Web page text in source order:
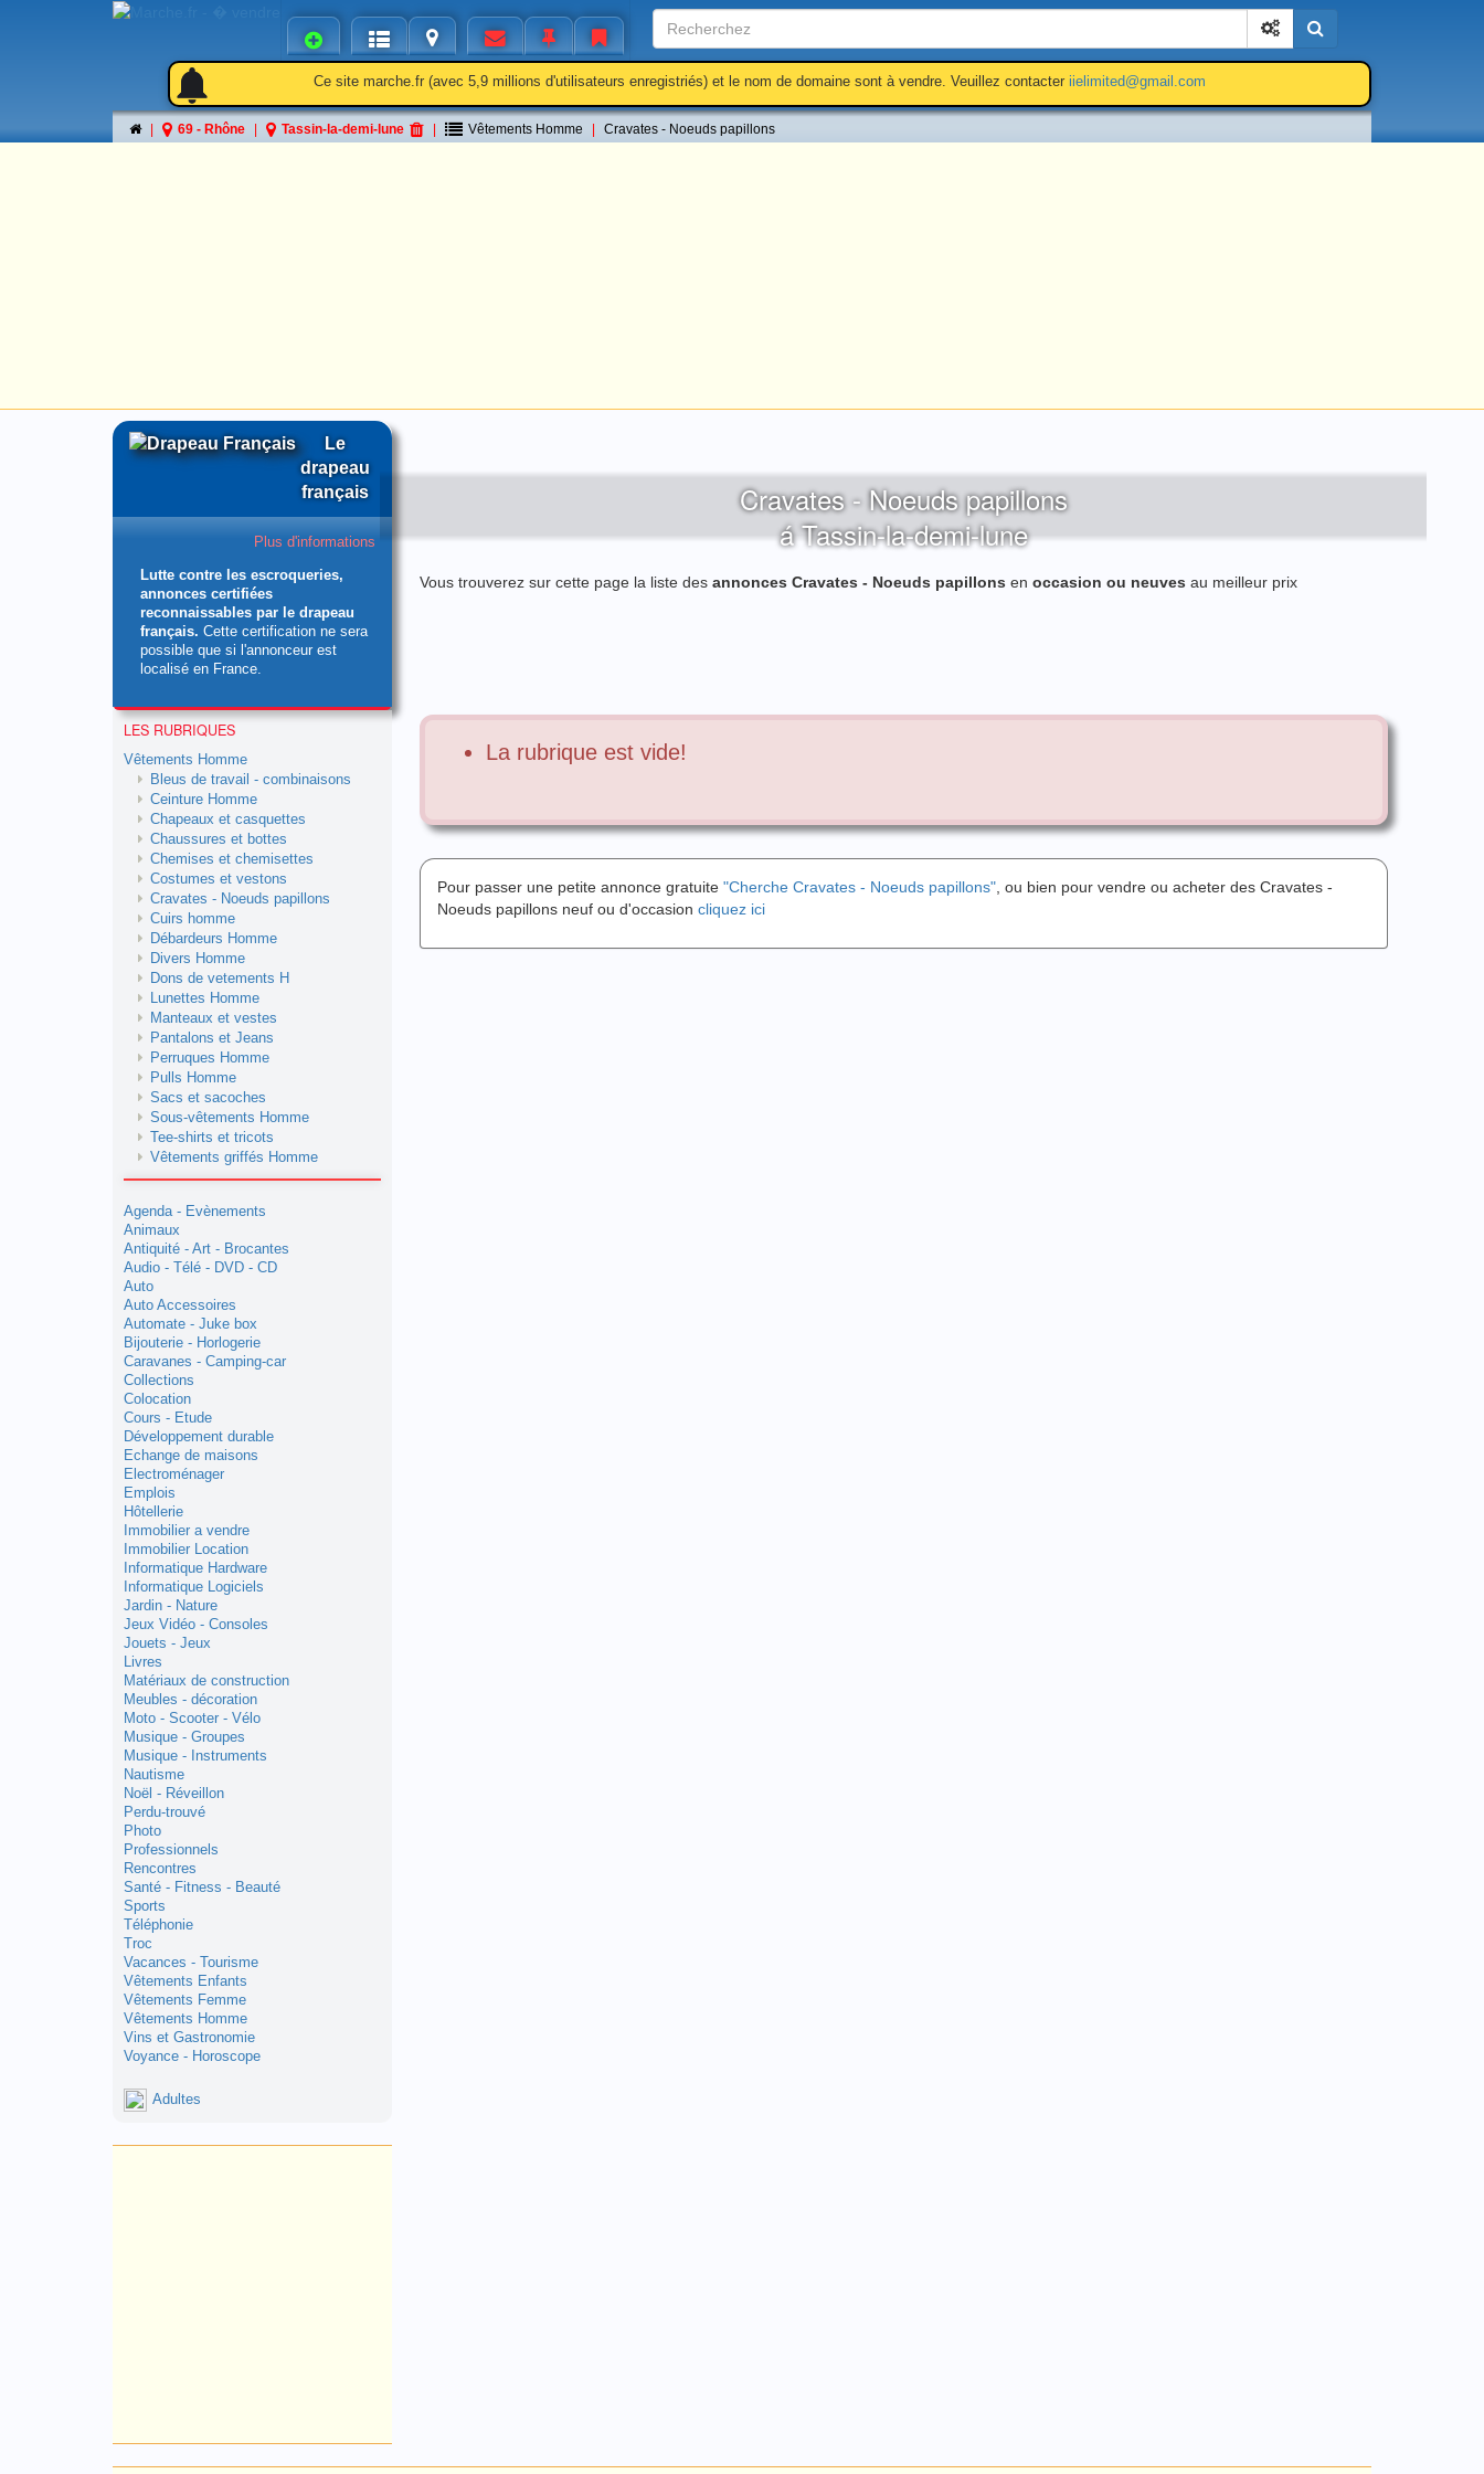
Cherchez
notifications
notifications Ce site marche.fr (avec 5,9 millions d'utilisateurs enregistriés) et le nom de domaine sont à vendre. Veuillez contacter iielimited@gmail.com
69 - Rhône Tassin-la-demi-lune Vêtements Homme Cravates - Noeuds papillons
Cravates - Noeuds papillons
á Tassin-la-demi-lune
Vous trouverez sur cette page la liste des annonces Cravates - Noeuds papillons en occasion ou neuves au meilleur prix
La rubrique est vide!
Pour passer une petite annonce gratuite "Cherche Cravates - Noeuds papillons", ou bien pour vendre ou acheter des Cravates -
Noeuds papillons neuf ou d'occasion cliquez ici
Le
drapeau
français
Plus d'informations
Lutte contre les escroqueries,
annonces certifiées
reconnaissables par le drapeau
français. Cette certification ne sera
possible que si l'annonceur est
localisé en France.
LES RUBRIQUES
Vêtements Homme
Bleus de travail - combinaisons
Ceinture Homme
Chapeaux et casquettes
Chaussures et bottes
Chemises et chemisettes
Costumes et vestons
Cravates - Noeuds papillons
Cuirs homme
Débardeurs Homme
Divers Homme
Dons de vetements H
Lunettes Homme
Manteaux et vestes
Pantalons et Jeans
Perruques Homme
Pulls Homme
Sacs et sacoches
Sous-vêtements Homme
Tee-shirts et tricots
Vêtements griffés Homme
Agenda - Evènements
Animaux
Antiquité - Art - Brocantes
Audio - Télé - DVD - CD
Auto
Auto Accessoires
Automate - Juke box
Bijouterie - Horlogerie
Caravanes - Camping-car
Collections
Colocation
Cours - Etude
Développement durable
Echange de maisons
Electroménager
Emplois
Hôtellerie
Immobilier a vendre
Immobilier Location
Informatique Hardware
Informatique Logiciels
Jardin - Nature
Jeux Vidéo - Consoles
Jouets - Jeux
Livres
Matériaux de construction
Meubles - décoration
Moto - Scooter - Vélo
Musique - Groupes
Musique - Instruments
Nautisme
Noël - Réveillon
Perdu-trouvé
Photo
Professionnels
Rencontres
Santé - Fitness - Beauté
Sports
Téléphonie
Troc
Vacances - Tourisme
Vêtements Enfants
Vêtements Femme
Vêtements Homme
Vins et Gastronomie
Voyance - Horoscope
Adultes